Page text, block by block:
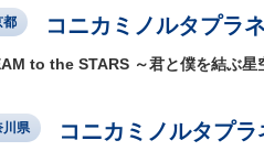
都 コニカミノルタプラ
to the STARS ～君と僕を結ぶ
川県 コニカミノルタプ